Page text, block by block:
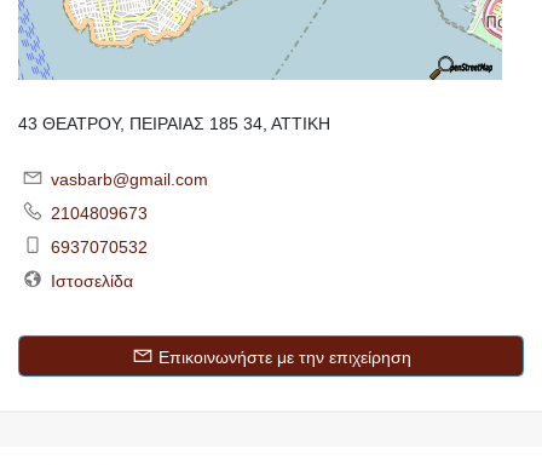
43 ΘΕΑΤΡΟΥ, ΠΕΙΡΑΙΑΣ 185 34, ΑΤΤΙΚΗ
vasbarb@gmail.com
2104809673
6937070532
Ιστοσελίδα
Επικοινωνήστε με την επιχείρηση